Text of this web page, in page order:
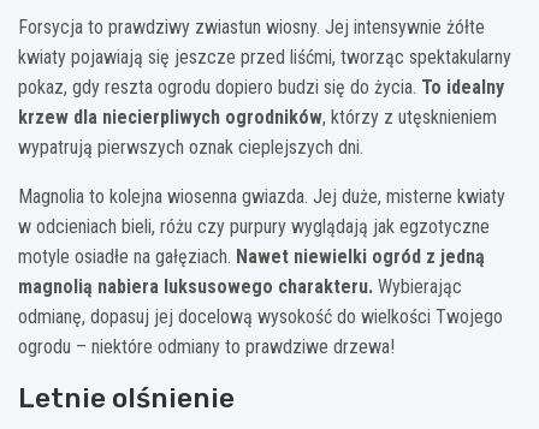
Forsycja to prawdziwy zwiastun wiosny. Jej intensywnie żółte
kwiaty pojawiają się jeszcze przed liśćmi, tworząc spektakularny
pokaz, gdy reszta ogrodu dopiero budzi się do życia. To idealny
krzew dla niecierpliwych ogrodników, którzy z utęsknieniem
wypatrują pierwszych oznak cieplejszych dni.
Magnolia to kolejna wiosenna gwiazda. Jej duże, misterne kwiaty
w odcieniach bieli, różu czy purpury wyglądają jak egzotyczne
motyle osiadłe na gałęziach. Nawet niewielki ogród z jedną
magnolią nabiera luksusowego charakteru. Wybierając
odmianę, dopasuj jej docelową wysokość do wielkości Twojego
ogrodu – niektóre odmiany to prawdziwe drzewa!
Letnie olśnienie